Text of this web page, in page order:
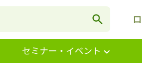
セミナー・イベント